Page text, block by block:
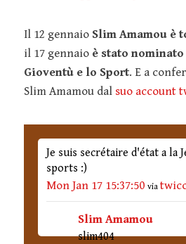
Il 12 gennaio Slim Amamou è
il 17 gennaio è stato
Gioventù e lo Sport. E a
Slim Amamou dal suo account
Je suis secrétaire d'état a la
sports :)
Mon Jan 17 15:37:50 via
Slim Amamou
slim404